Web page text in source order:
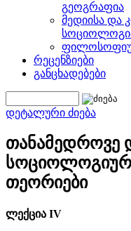
გეოგრაფია
მედიისა და
რეცენზიები
განცხადებები
დეტალური ძიება
თანამედროვე
თეორიები
ლექცია IV